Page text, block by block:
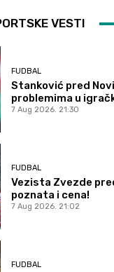
VESTI
FUDBAL
Stanković pred
problemima u
7 Aug 2026. 21:30
FUDBAL
Vezista Zvezde
poznata i cena!
7 Aug 2026. 21:02
FUDBAL